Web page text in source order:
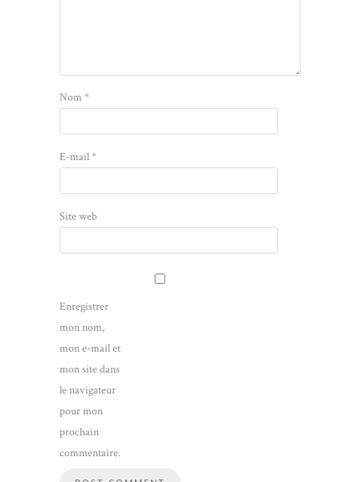
Nom*
E-mail*
Site web
Enregistrer
mon nom,
mon e-mail et
mon site dans
le navigateur
pour mon
prochain
commentaire.